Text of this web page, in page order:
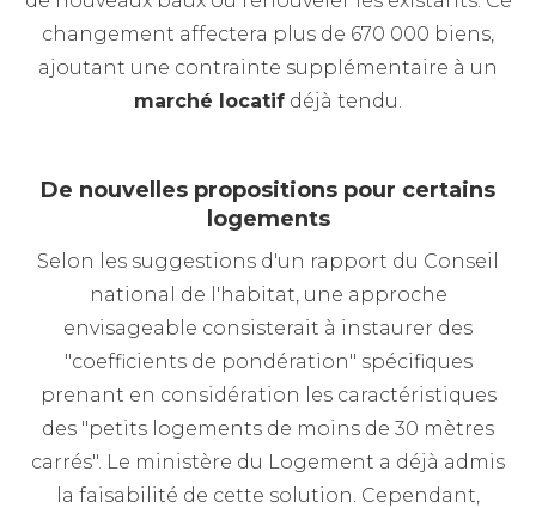
changement affectera plus de 670 000 biens,
ajoutant une contrainte supplémentaire à un
marché locatif déjà tendu.
De nouvelles propositions pour certains
logements
Selon les suggestions d'un rapport du Conseil
national de l'habitat, une approche
envisageable consisterait à instaurer des
"coefficients de pondération" spécifiques
prenant en considération les caractéristiques
des "petits logements de moins de 30 mètres
carrés". Le ministère du Logement a déjà admis
la faisabilité de cette solution. Cependant,